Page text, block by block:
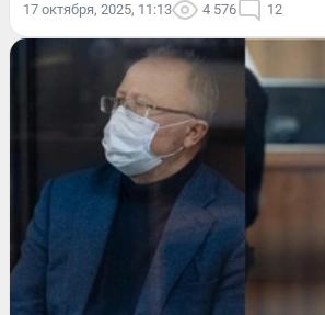
17 октября, 2025, 11:13 4 576 12